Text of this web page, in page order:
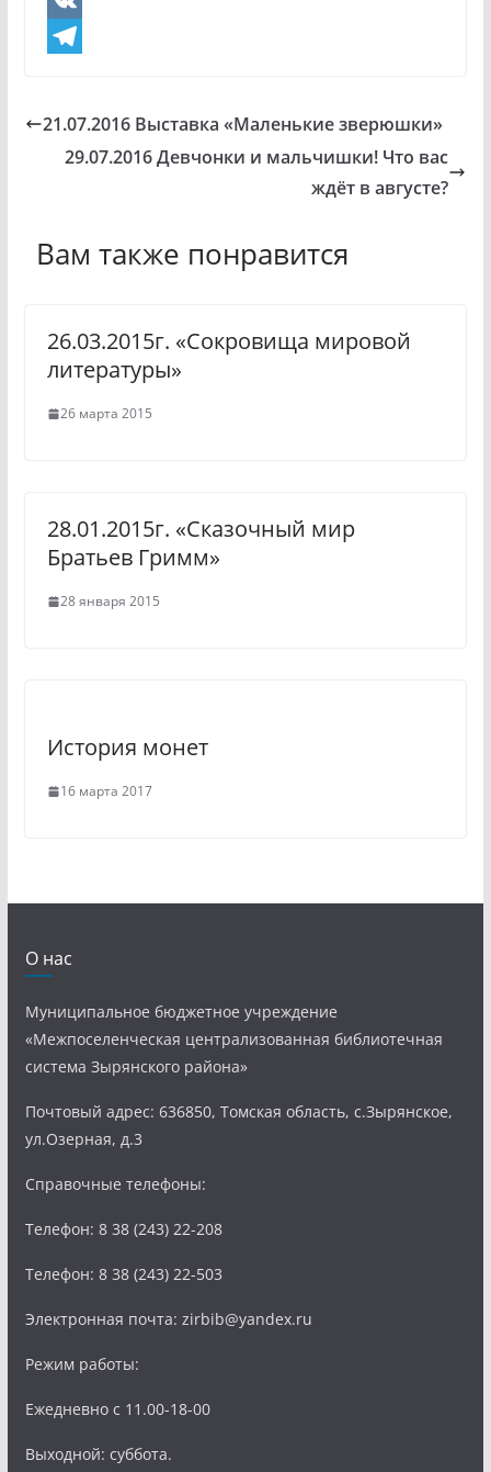
d
s
i
i
V
r
21.07.2016 Выставка «Маленькие зверюшки»
29.07.2016 Девчонки и мальчишки! Что вас
ждёт в августе?
Вам также понравится
26.03.2015г. «Сокровища мировой
литературы»
26 марта 2015
28.01.2015г. «Сказочный мир
Братьев Гримм»
28 января 2015
История монет
16 марта 2017
О нас
Муниципальное бюджетное учреждение
«Межпоселенческая централизованная библиотечная
система Зырянского района»
Почтовый адрес: 636850, Томская область, с.Зырянское,
ул.Озерная, д.3
Справочные телефоны:
Телефон: 8 38 (243) 22-208
Телефон: 8 38 (243) 22-503
Электронная почта: zirbib@yandex.ru
Режим работы:
Ежедневно с 11.00-18-00
Выходной: суббота.